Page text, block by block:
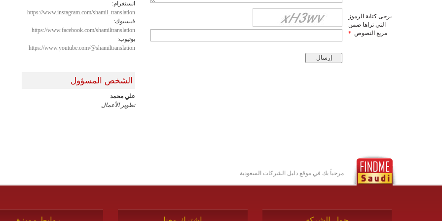
يرجى كتابة الرموز
التي تراها ضمن
مربع النصوص *
انستغرام:
https://www.instagram.com/shamil_translation
فيسبوك:
https://www.facebook.com/shamiltranslation
يوتيوب:
https://www.youtube.com/@shamiltranslation
الشخص المسؤول
علي محمد
تطوير الأعمال
مرحباً بك في موقع دليل الشركات السعودية